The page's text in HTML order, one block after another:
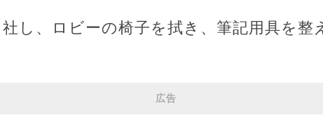
し、ロビーの椅子を拭き、筆記用具を整
広告